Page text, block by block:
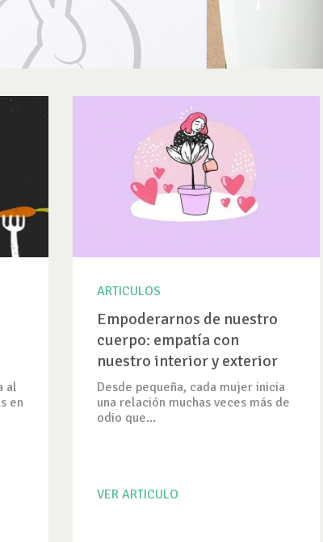
al
en
ARTICULOS
Empoderarnos de nuestro
cuerpo: empatía con
nuestro interior y exterior
Desde pequeña, cada mujer inicia
una relación muchas veces más de
odio que...
VER ARTICULO